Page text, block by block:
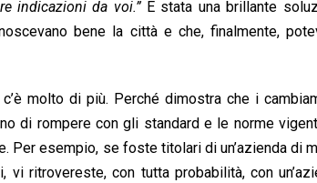
indicazioni da voi.” È stata una brillante
bene la città e che, finalmente,
molto di più. Perché dimostra che i
di rompere con gli standard e le norme
Per esempio, se foste titolari di un’azienda di
ritrovereste, con tutta probabilità, con